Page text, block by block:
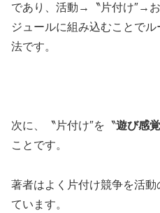
であり、活動→〝片付け″→
ジュールに組み込むことで
法です。
次に、〝片付け″を〝遊び感
ことです。
著者はよく片付け競争を活
ています。